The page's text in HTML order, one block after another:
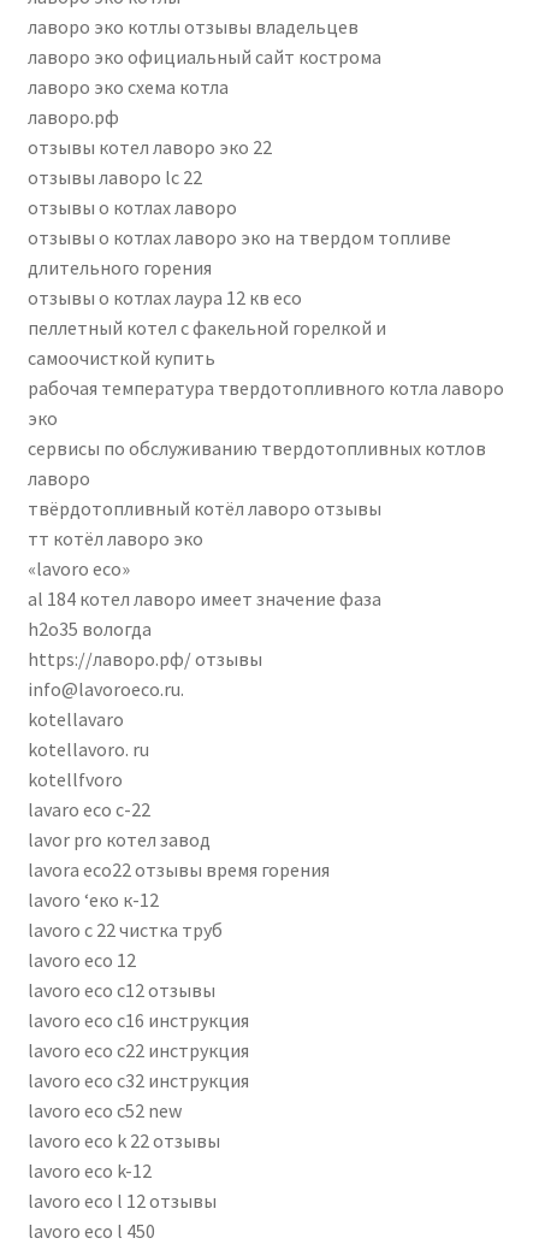
лаворо эко котлы отзывы владельцев
лаворо эко официальный сайт кострома
лаворо эко схема котла
лаворо.рф
отзывы котел лаворо эко 22
отзывы лаворо lc 22
отзывы о котлах лаворо
отзывы о котлах лаворо эко на твердом топливе
длительного горения
отзывы о котлах лаура 12 кв есо
пеллетный котел с факельной горелкой и
самоочисткой купить
рабочая температура твердотопливного котла лаворо
эко
сервисы по обслуживанию твердотопливных котлов
лаворо
твёрдотопливный котёл лаворо отзывы
тт котёл лаворо эко
«lavoro eco»
al 184 котел лаворо имеет значение фаза
h2o35 вологда
https://лаворо.рф/ отзывы
info@lavoroeco.ru.
kotellavaro
kotellavoro. ru
kotellfvoro
lavaro eco c-22
lavor pro котел завод
lavora eco22 отзывы время горения
lavoro ‘еко к-12
lavoro c 22 чистка труб
lavoro eco 12
lavoro eco c12 отзывы
lavoro eco c16 инструкция
lavoro eco c22 инструкция
lavoro eco c32 инструкция
lavoro eco c52 new
lavoro eco k 22 отзывы
lavoro eco k-12
lavoro eco l 12 отзывы
lavoro eco l 450